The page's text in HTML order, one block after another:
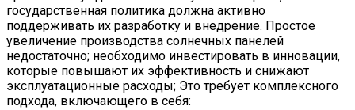
государственная политика должна активно
поддерживать их разработку и внедрение. Простое
увеличение производства солнечных панелей
недостаточно; необходимо инвестировать в инновации,
которые повышают их эффективность и снижают
эксплуатационные расходы; Это требует комплексного
подхода, включающего в себя: